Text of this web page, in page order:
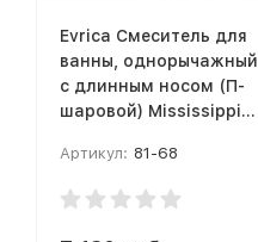
Evrica Смеситель для
ванны, однорычажный
с длинным носом (П-
шаровой) Mississippi
Артикул: 81-68